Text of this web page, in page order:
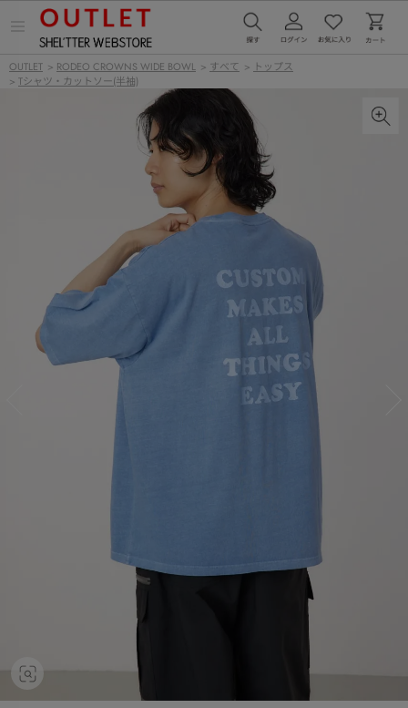
ー
を
OUTLET > RODEO CROWNS WIDE BOWL > すべて > トップス
> Tシャツ・カットソー(半袖)